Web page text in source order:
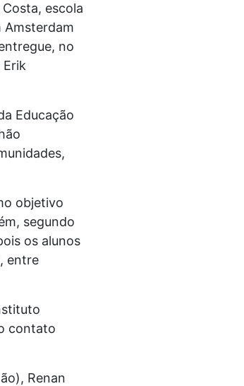
escola
Amsterdam
no
Educação
objetivo
segundo
os alunos
entre
contato
Renan